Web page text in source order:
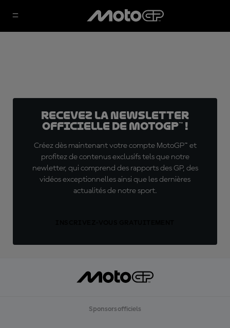
Recevez la Newsletter
officielle de MotoGP™ !
Créez dès maintenant votre compte MotoGP™ et
profitez de contenus exclusifs tels que notre
newletter, qui comprend des rapports des GP, des
vidéos exceptionnelles ainsi que les dernières
actualités de notre sport.
Sponsors officiels